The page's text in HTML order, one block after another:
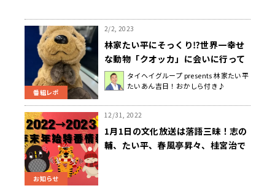
番組レポ
2/2, 2023
林家たい平にそっくり⁉世界一幸せ
な動物「クオッカ」に会いに行って
きた！タイヘイグループ presents 林家たい平
たいあん吉日！おかしら付き♪
お知らせ
12/31, 2022
1月1日の文化放送は落語三昧！志の
輔、たい平、春風亭昇々、桂宮治で